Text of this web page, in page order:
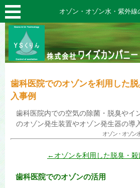
歯科医院でのオゾンを利用した
入事例
歯科医院内での空気の除菌・脱臭やイ
のオゾン発生装置やオゾン発生器の導
オゾン・オゾン
←オゾンを利用した脱臭・
歯科医院でのオゾンの活用
オゾン・オゾン水・紫外